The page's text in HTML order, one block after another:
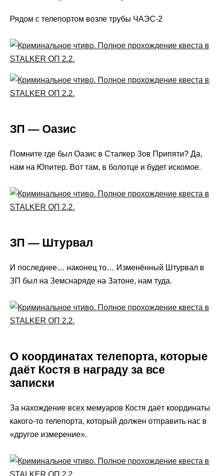
Рядом с телепортом возле трубы ЧАЭС-2
ЗП — Оазис
Помните где был Оазис в Сталкер Зов Припяти? Да,
нам на Юпитер. Вот там, в болотце и будет искомое.
ЗП — Штурвал
И последнее… наконец то… Изменённый Штурвал в
ЗП был на Земснаряде на Затоне, нам туда.
О координатах телепорта, которые
даёт Костя в награду за все
записки
За нахождение всех мемуаров Костя даёт координаты
какого-то телепорта, который должен отправить нас в
«другое измерение».